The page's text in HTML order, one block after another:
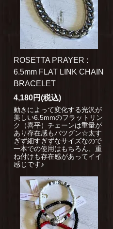
ROSETTA PRAYER :
6.5mm FLAT LINK CHAIN
BRACELET
4,180円(税込)
動きによって変化する光沢が
美しい6.5mmのフラットリン
ク（喜平）チェーンは重量が
あり存在感もバツグン☆太す
ぎず細すぎずなサイズなので
一本での使用はもちろん、重
ね付けも存在感があってイイ
感じです♪